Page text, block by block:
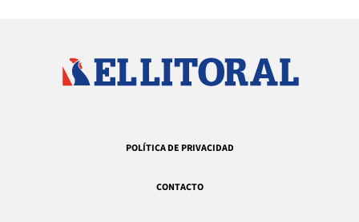
POLÍTICA DE PRIVACIDAD
CONTACTO